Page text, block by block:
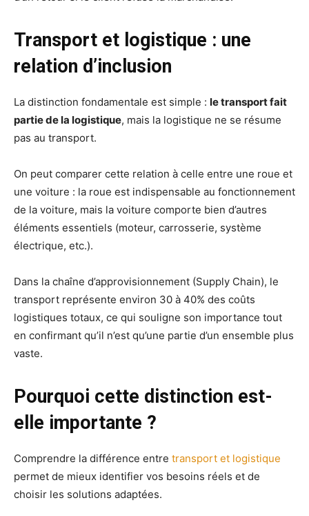
Transport et logistique : une
relation d’inclusion
La distinction fondamentale est simple : le transport fait
partie de la logistique, mais la logistique ne se résume
pas au transport.
On peut comparer cette relation à celle entre une roue et
une voiture : la roue est indispensable au fonctionnement
de la voiture, mais la voiture comporte bien d’autres
éléments essentiels (moteur, carrosserie, système
électrique, etc.).
Dans la chaîne d’approvisionnement (Supply Chain), le
transport représente environ 30 à 40% des coûts
logistiques totaux, ce qui souligne son importance tout
en confirmant qu’il n’est qu’une partie d’un ensemble plus
vaste.
Pourquoi cette distinction est-
elle importante ?
Comprendre la différence entre transport et logistique
permet de mieux identifier vos besoins réels et de
choisir les solutions adaptées.